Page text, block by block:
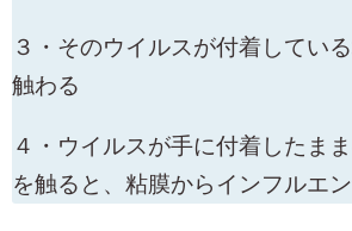
３・そのウイルスが付着してい
触わる
４・ウイルスが手に付着したま
を触ると、粘膜からインフルエ